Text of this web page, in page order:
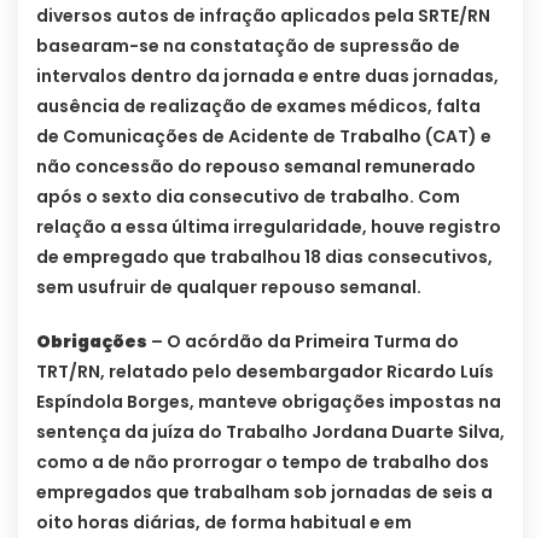
diversos autos de infração aplicados pela SRTE/RN
basearam-se na constatação de supressão de
intervalos dentro da jornada e entre duas jornadas,
ausência de realização de exames médicos, falta
de Comunicações de Acidente de Trabalho (CAT) e
não concessão do repouso semanal remunerado
após o sexto dia consecutivo de trabalho. Com
relação a essa última irregularidade, houve registro
de empregado que trabalhou 18 dias consecutivos,
sem usufruir de qualquer repouso semanal.
Obrigações – O acórdão da Primeira Turma do
TRT/RN, relatado pelo desembargador Ricardo Luís
Espíndola Borges, manteve obrigações impostas na
sentença da juíza do Trabalho Jordana Duarte Silva,
como a de não prorrogar o tempo de trabalho dos
empregados que trabalham sob jornadas de seis a
oito horas diárias, de forma habitual e em